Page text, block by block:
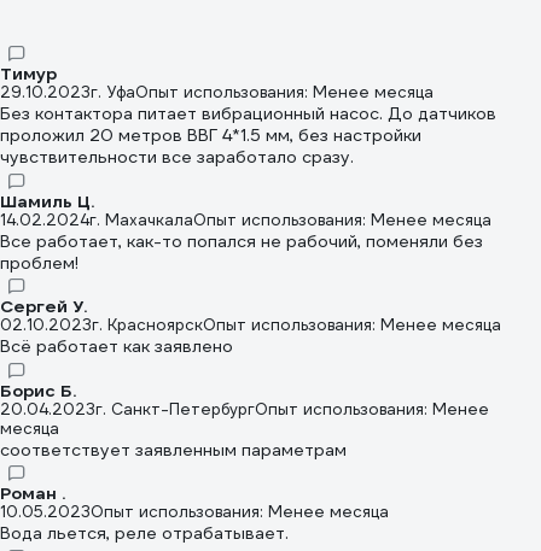
Тимур
29.10.2023г. УфаОпыт использования: Менее месяца
Без контактора питает вибрационный насос. До датчиков
проложил 20 метров ВВГ 4*1.5 мм, без настройки
чувствительности все заработало сразу.
Шамиль Ц.
14.02.2024г. МахачкалаОпыт использования: Менее месяца
Все работает, как-то попался не рабочий, поменяли без
проблем!
Сергей У.
02.10.2023г. КрасноярскОпыт использования: Менее месяца
Всё работает как заявлено
Борис Б.
20.04.2023г. Санкт-ПетербургОпыт использования: Менее
месяца
соответствует заявленным параметрам
Роман .
10.05.2023Опыт использования: Менее месяца
Вода льется, реле отрабатывает.